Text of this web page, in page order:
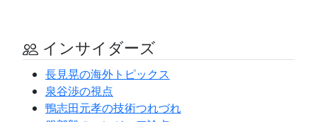
インサイダーズ
長見晃の海外トピックス
泉谷渉の視点
鴨志田元孝の技術つれづれ